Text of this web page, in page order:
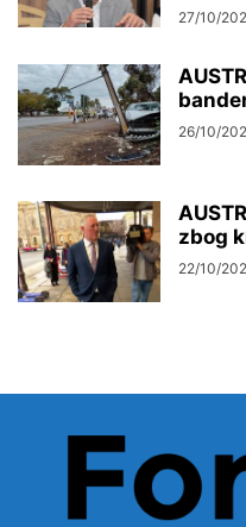
27/10/
26/10/
zbog
22/10/